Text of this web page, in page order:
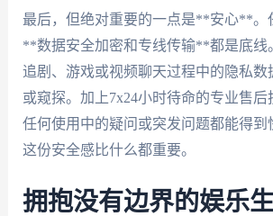
最后，但绝对重要的一点是**安心**。
**数据安全加密和专线传输**都是底线
追剧、游戏或视频聊天过程中的隐私数
或窥探。加上7x24小时待命的专业售后
任何使用中的疑问或突发问题都能得到
这份安全感比什么都重要。
拥抱没有边界的娱乐